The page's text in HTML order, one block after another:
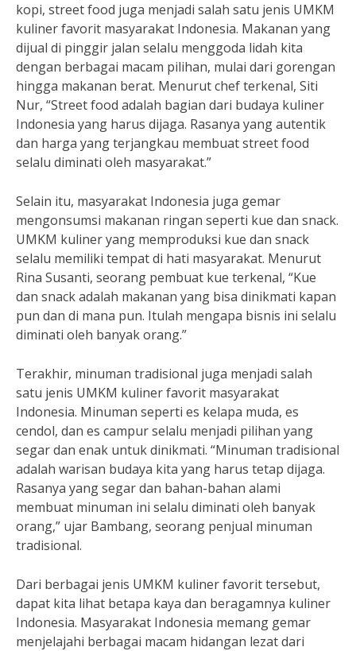
kopi, street food juga menjadi salah satu jenis UMKM
kuliner favorit masyarakat Indonesia. Makanan yang
dijual di pinggir jalan selalu menggoda lidah kita
dengan berbagai macam pilihan, mulai dari gorengan
hingga makanan berat. Menurut chef terkenal, Siti
Nur, “Street food adalah bagian dari budaya kuliner
Indonesia yang harus dijaga. Rasanya yang autentik
dan harga yang terjangkau membuat street food
selalu diminati oleh masyarakat.”
Selain itu, masyarakat Indonesia juga gemar
mengonsumsi makanan ringan seperti kue dan snack.
UMKM kuliner yang memproduksi kue dan snack
selalu memiliki tempat di hati masyarakat. Menurut
Rina Susanti, seorang pembuat kue terkenal, “Kue
dan snack adalah makanan yang bisa dinikmati kapan
pun dan di mana pun. Itulah mengapa bisnis ini selalu
diminati oleh banyak orang.”
Terakhir, minuman tradisional juga menjadi salah
satu jenis UMKM kuliner favorit masyarakat
Indonesia. Minuman seperti es kelapa muda, es
cendol, dan es campur selalu menjadi pilihan yang
segar dan enak untuk dinikmati. “Minuman tradisional
adalah warisan budaya kita yang harus tetap dijaga.
Rasanya yang segar dan bahan-bahan alami
membuat minuman ini selalu diminati oleh banyak
orang,” ujar Bambang, seorang penjual minuman
tradisional.
Dari berbagai jenis UMKM kuliner favorit tersebut,
dapat kita lihat betapa kaya dan beragamnya kuliner
Indonesia. Masyarakat Indonesia memang gemar
menjelajahi berbagai macam hidangan lezat dari